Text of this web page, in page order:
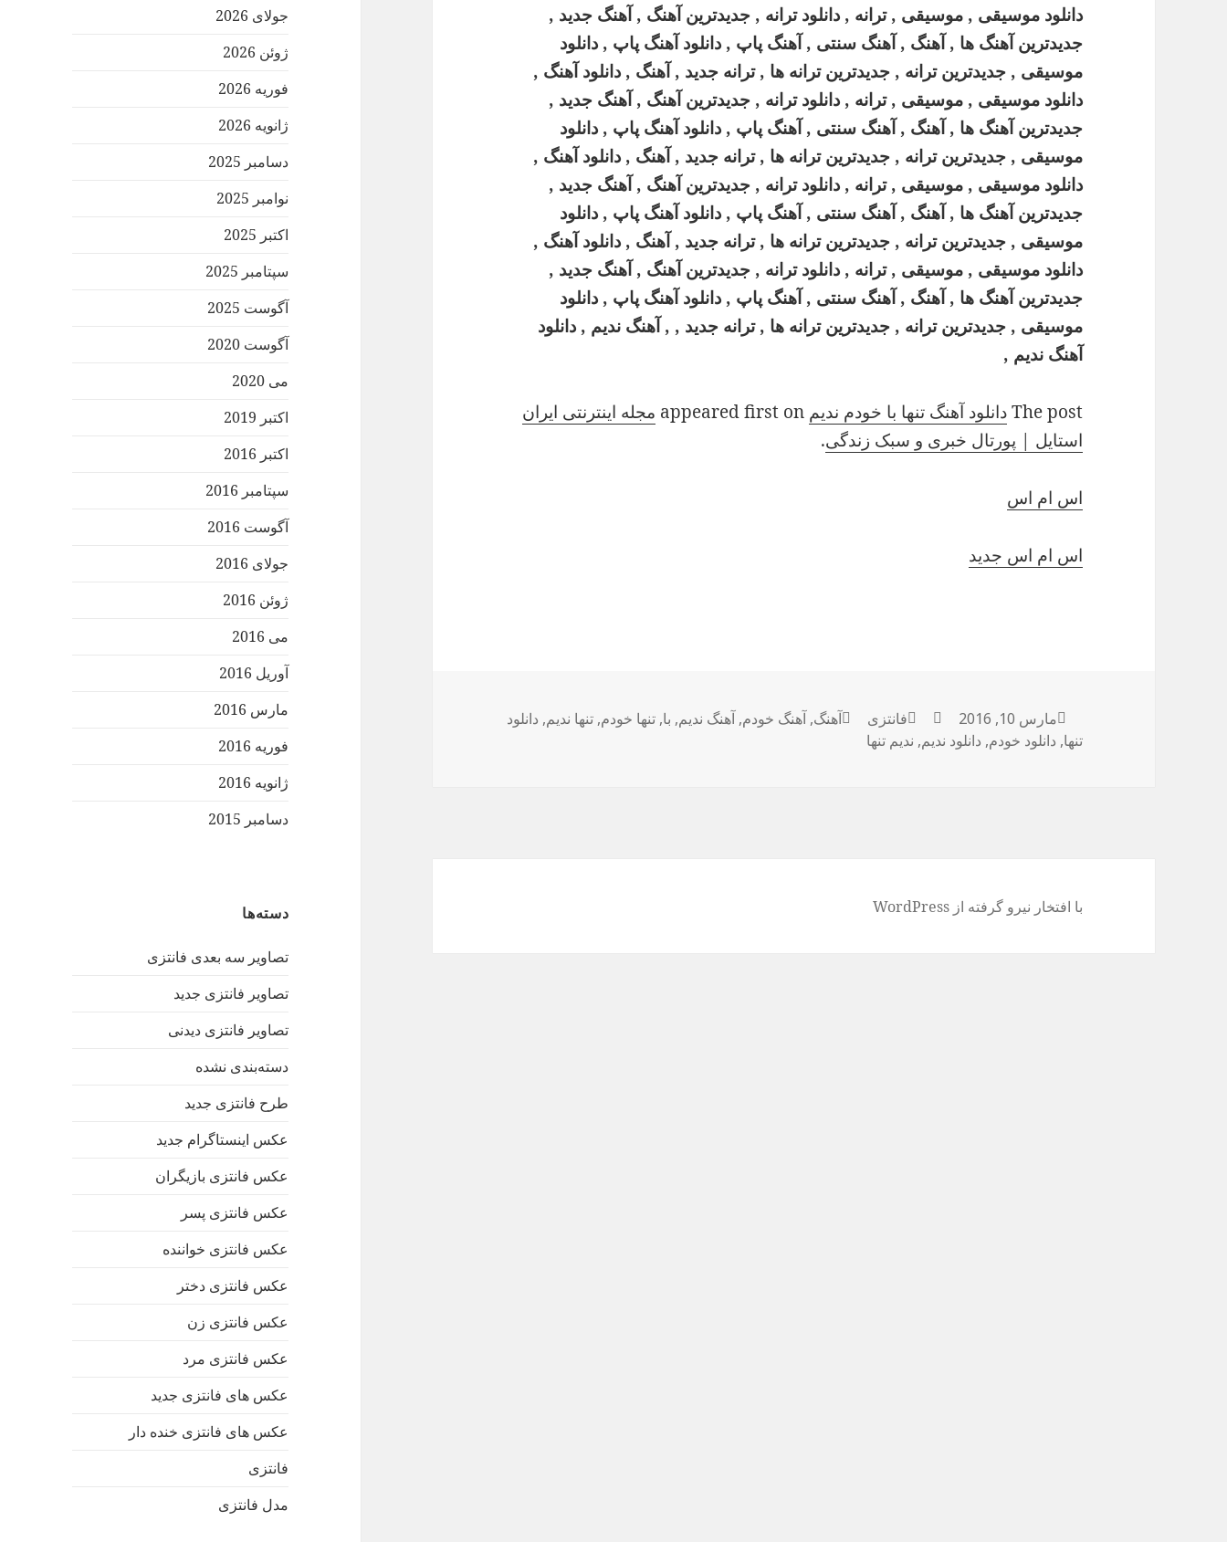
جولای 2026
ژوئن 2026
فوریه 2026
ژانویه 2026
دسامبر 2025
نوامبر 2025
اکتبر 2025
سپتامبر 2025
آگوست 2025
آگوست 2020
می 2020
اکتبر 2019
اکتبر 2016
سپتامبر 2016
آگوست 2016
جولای 2016
ژوئن 2016
می 2016
آوریل 2016
مارس 2016
فوریه 2016
ژانویه 2016
دسامبر 2015
دسته‌ها
تصاویر سه بعدی فانتزی
تصاویر فانتزی جدید
تصاویر فانتزی دیدنی
دسته‌بندی نشده
طرح فانتزی جدید
عکس اینستاگرام جدید
عکس فانتزی بازیگران
عکس فانتزی پسر
عکس فانتزی خواننده
عکس فانتزی دختر
عکس فانتزی زن
عکس فانتزی مرد
عکس های فانتزی جدید
عکس های فانتزی خنده دار
فانتزی
مدل فانتزی
دانلود موسیقی , موسیقی , ترانه , دانلود ترانه , جدیدترین آهنگ , آهنگ جدید ,
جدیدترین آهنگ ها , آهنگ , آهنگ سنتی , آهنگ پاپ , دانلود آهنگ پاپ , دانلود
موسیقی , جدیدترین ترانه , جدیدترین ترانه ها , ترانه جدید , آهنگ , دانلود آهنگ ,
دانلود موسیقی , موسیقی , ترانه , دانلود ترانه , جدیدترین آهنگ , آهنگ جدید ,
جدیدترین آهنگ ها , آهنگ , آهنگ سنتی , آهنگ پاپ , دانلود آهنگ پاپ , دانلود
موسیقی , جدیدترین ترانه , جدیدترین ترانه ها , ترانه جدید , آهنگ , دانلود آهنگ ,
دانلود موسیقی , موسیقی , ترانه , دانلود ترانه , جدیدترین آهنگ , آهنگ جدید ,
جدیدترین آهنگ ها , آهنگ , آهنگ سنتی , آهنگ پاپ , دانلود آهنگ پاپ , دانلود
موسیقی , جدیدترین ترانه , جدیدترین ترانه ها , ترانه جدید , آهنگ , دانلود آهنگ ,
دانلود موسیقی , موسیقی , ترانه , دانلود ترانه , جدیدترین آهنگ , آهنگ جدید ,
جدیدترین آهنگ ها , آهنگ , آهنگ سنتی , آهنگ پاپ , دانلود آهنگ پاپ , دانلود
موسیقی , جدیدترین ترانه , جدیدترین ترانه ها , ترانه جدید , , آهنگ ندیم , دانلود
آهنگ ندیم ,
The postدانلود آهنگ تنها با خودم ندیم appeared first on
مجله اینترنتی ایران
استایل | پورتال خبری و سبک زندگی.
اس ام اس
اس ام اس جدید
ارسال
شده
مارس 10, 2016 نویسنده
دسته‌ها
فانتزی برچسب‌ها
آهنگ,آهنگ خودم,آهنگ ندیم, با,تنها خودم,تنها ندیم, دانلود
تنها, دانلود خودم, دانلود ندیم, ندیم تنها
با افتخار نیرو گرفته از WordPress